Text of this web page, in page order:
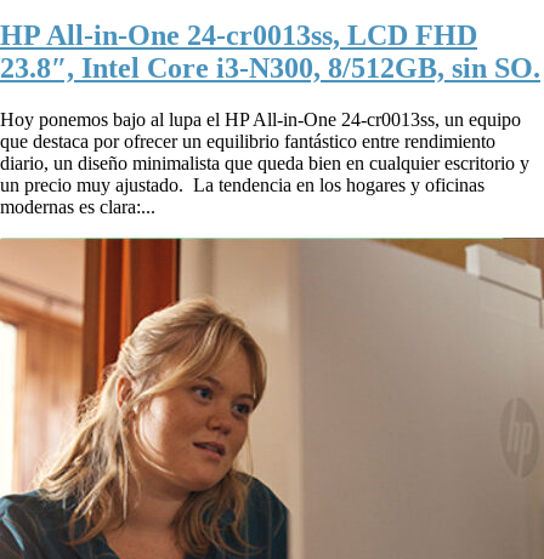
HP All-in-One 24-cr0013ss, LCD FHD
23.8″, Intel Core i3-N300, 8/512GB, sin SO.
Hoy ponemos bajo al lupa el HP All-in-One 24-cr0013ss, un equipo
que destaca por ofrecer un equilibrio fantástico entre rendimiento
diario, un diseño minimalista que queda bien en cualquier escritorio y
un precio muy ajustado. La tendencia en los hogares y oficinas
modernas es clara:...